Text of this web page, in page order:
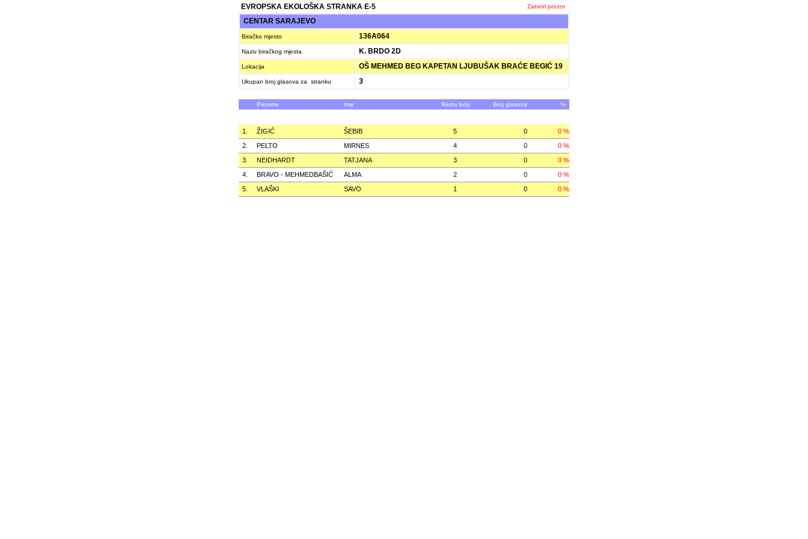
EVROPSKA EKOLOŠKA STRANKA E-5 Zatvori prozor
CENTAR SARAJEVO
Biračko mjesto 136A064
Naziv biračkog mjesta K. BRDO 2D
Lokacija OŠ MEHMED BEG KAPETAN LJUBUŠAK BRAĆE BEGIĆ 19
Ukupan broj glasova za stranku 3
Prezime Ime Redni broj Broj glasova %
1. ŽIGIĆ ŠEBIB 5 0
0 %
2.
PELTO MIRNES 4 0
0 %
3.
NEIDHARDT TATJANA 3 0
0 %
4.
BRAVO - MEHMEDBAŠIĆ ALMA 2 0
0 %
5.
VLAŠKI SAVO 1 0 0 %